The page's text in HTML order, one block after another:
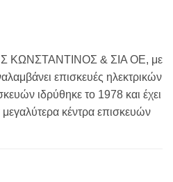
ΚΩΝΣΤΑΝΤΙΝΟΣ & ΣΙΑ ΟΕ, με
επισκευές ηλεκτρικών
ιδρύθηκε το 1978 και έχει
κέντρα επισκευών